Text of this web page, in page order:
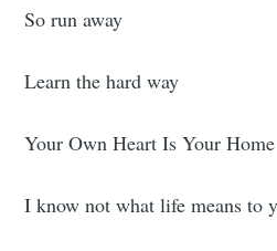
So run away
Learn the hard way
Your Own Heart Is Your Home
I know not what life means to